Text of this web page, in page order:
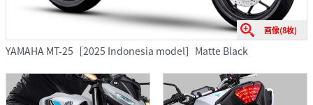
画像(8枚)
YAMAHA MT-25［2025 Indonesia model］Matte Black